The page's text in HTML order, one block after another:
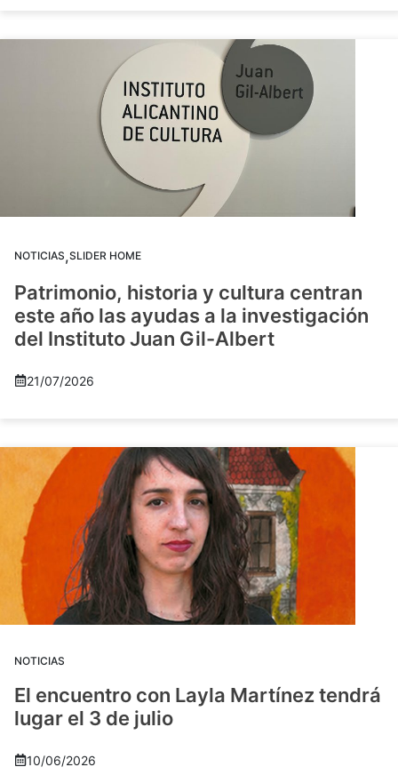
NOTICIAS,SLIDER HOME
Patrimonio, historia y cultura centran
este año las ayudas a la investigación
del Instituto Juan Gil-Albert
21/07/2026
NOTICIAS
El encuentro con Layla Martínez tendrá
lugar el 3 de julio
10/06/2026